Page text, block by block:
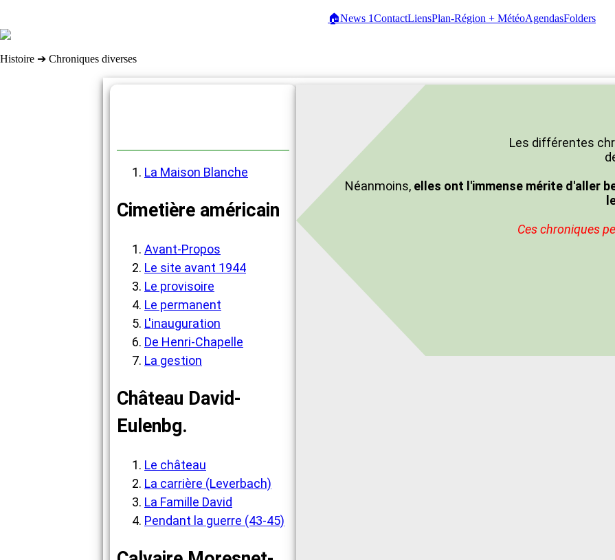
🏠News 1ContactLiensPlan-Région + MétéoAgendasFolders
Histoire ➔ Chroniques diverses
La Maison Blanche
Cimetière américain
Avant-Propos
Le site avant 1944
Le provisoire
Le permanent
L'inauguration
De Henri-Chapelle
La gestion
Château David-
Eulenbg.
Le château
La carrière (Leverbach)
La Famille David
Pendant la guerre (43-45)
Les différentes
Néanmoins, elles ont l'immense mérite d'aller
Ces chroniques